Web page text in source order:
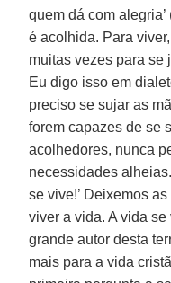
quem dá com
é acolhida. Para
muitas vezes para se
Eu digo isso em
preciso se sujar as
forem capazes de se
acolhedores, nunca
necessidades
se vive!’ Deixemos
viver a vida. A vida
grande autor desta
mais para a vida